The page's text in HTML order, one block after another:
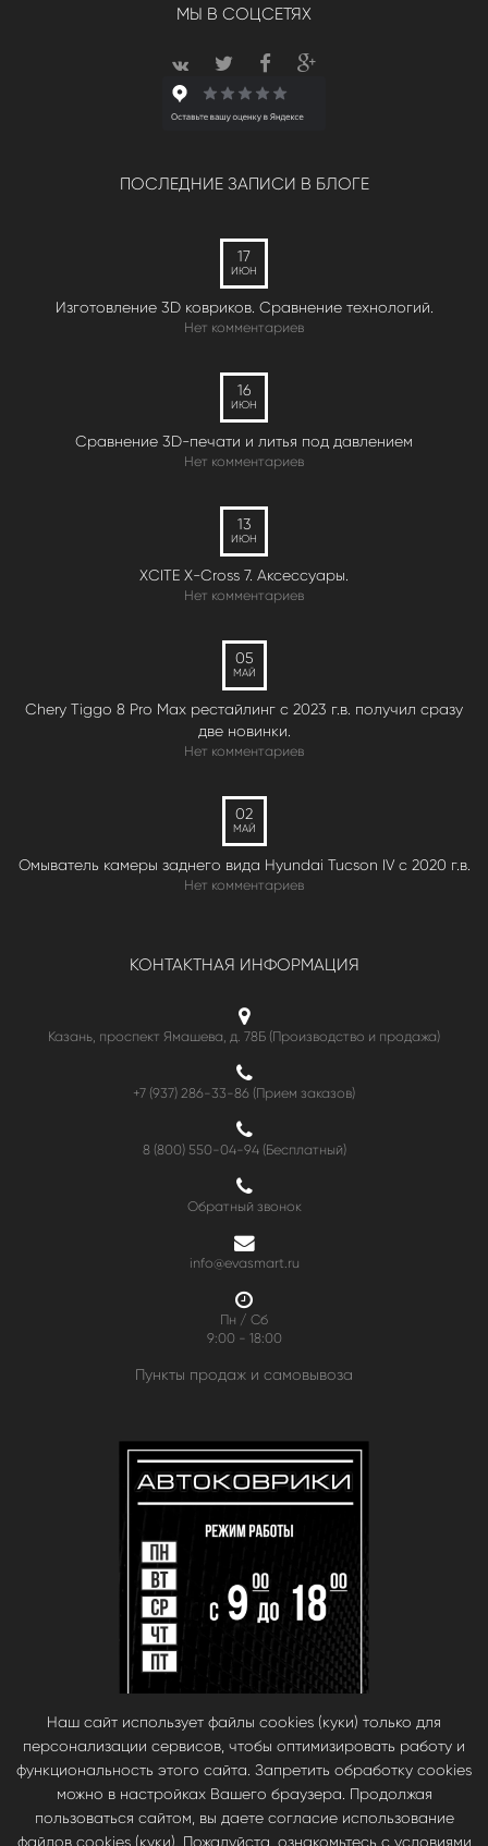
МЫ В СОЦСЕТЯХ
ПОСЛЕДНИЕ ЗАПИСИ В БЛОГЕ
17
ИЮН
Изготовление 3D ковриков. Сравнение технологий.
Нет комментариев
16
ИЮН
Сравнение 3D-печати и литья под давлением
Нет комментариев
13
ИЮН
XCITE X-Cross 7. Аксессуары.
Нет комментариев
05
МАЙ
Chery Tiggo 8 Pro Max рестайлинг с 2023 г.в. получил сразу
две новинки.
Нет комментариев
02
МАЙ
Омыватель камеры заднего вида Hyundai Tucson IV c 2020 г.в.
Нет комментариев
КОНТАКТНАЯ ИНФОРМАЦИЯ
Казань, проспект Ямашева, д. 78Б (Производство и продажа)
+7 (937) 286-33-86 (Прием заказов)
8 (800) 550-04-94(Бесплатный)
Обратный звонок
info@evasmart.ru
Пн / Сб
9:00 - 18:00
Пункты продаж и самовывоза
Наш сайт использует файлы cookies (куки) только для
персонализации сервисов, чтобы оптимизировать работу и
функциональность этого сайта. Запретить обработку cookies
можно в настройках Вашего браузера. Продолжая
пользоваться сайтом, вы даете согласие использование
файлов cookies (куки). Пожалуйста, ознакомьтесь с условиями